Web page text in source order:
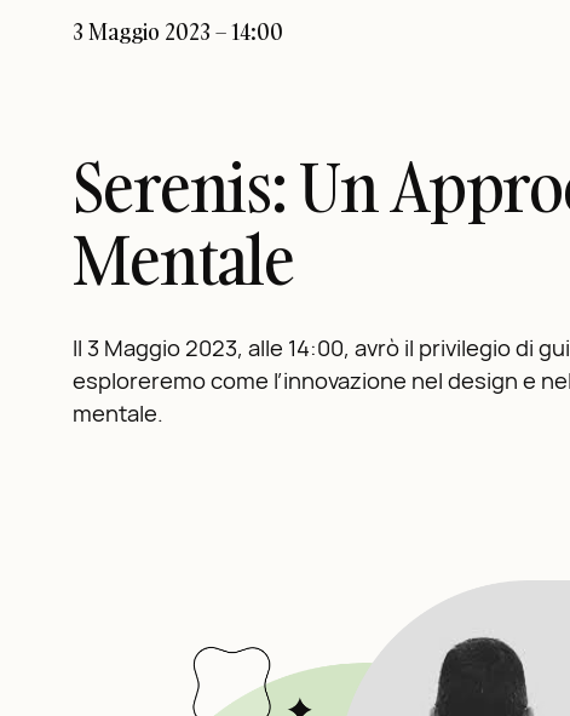
3 Maggio 2023 – 14:00
Serenis: Un
Mentale
Il 3 Maggio 2023, alle 14:00, avrò il privilegio di
esploreremo come l’innovazione nel design e
mentale.